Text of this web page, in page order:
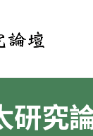
壇
研究